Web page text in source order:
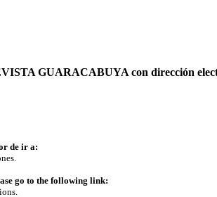
GUARACABUYA con dirección
de ir a:
go to the following link: